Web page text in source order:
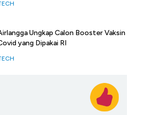
Ungkap Calon Booster Vaksin
yang Dipakai RI